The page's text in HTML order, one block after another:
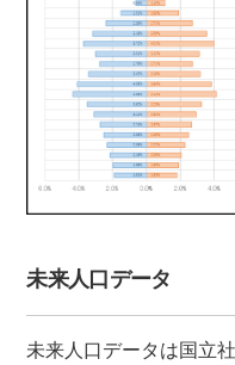
未来人口データ
未来人口データは国立